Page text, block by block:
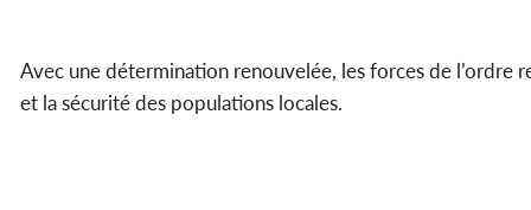
Avec une détermination renouvelée, les forces de l’ordre
et la sécurité des populations locales.